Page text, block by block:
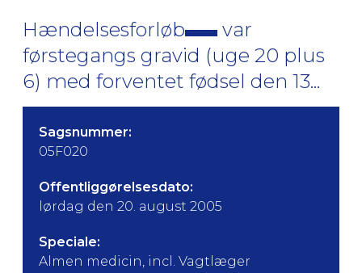
Hændelsesforløb
var
førstegangs gravid (uge 20 plus
6) med forventet fødsel den 13...
Sagsnummer:
05F020
Offentliggørelsesdato:
lørdag den 20. august 2005
Speciale:
Almen medicin, incl. Vagtlæger